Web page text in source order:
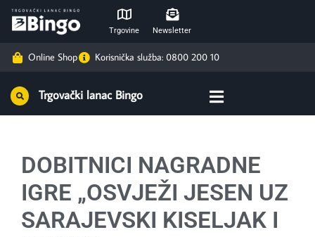
Trgovine Newsletter
Online Shop Korisnička služba: 0800 200 10
Trgovački lanac Bingo
DOBITNICI NAGRADNE
IGRE „OSVJEŽI JESEN UZ
SARAJEVSKI KISELJAK I